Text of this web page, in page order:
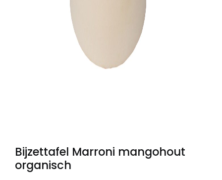
Bijzettafel Marroni mangohout
organisch